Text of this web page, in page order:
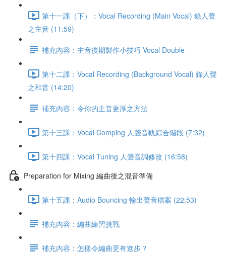
第十一課（下）：Vocal Recording (Main Vocal) 錄人聲
之主音 (11:59)
補充內容：主音後期製作小技巧 Vocal Double
第十二課：Vocal Recording (Background Vocal) 錄人聲
之和音 (14:20)
補充內容：令你的主音更厚之方法
第十三課：Vocal Comping 人聲音軌綜合階段 (7:32)
第十四課：Vocal Tuning 人聲音調修改 (16:58)
Preparation for Mixing 編曲後之混音準備
第十五課：Audio Bouncing 輸出聲音檔案 (22:53)
補充內容：編曲練習挑戰
補充內容：怎樣令編曲更有進步？